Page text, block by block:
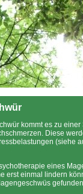
kommt es zu
Diese
(siehe
eines
erst einmal lindern